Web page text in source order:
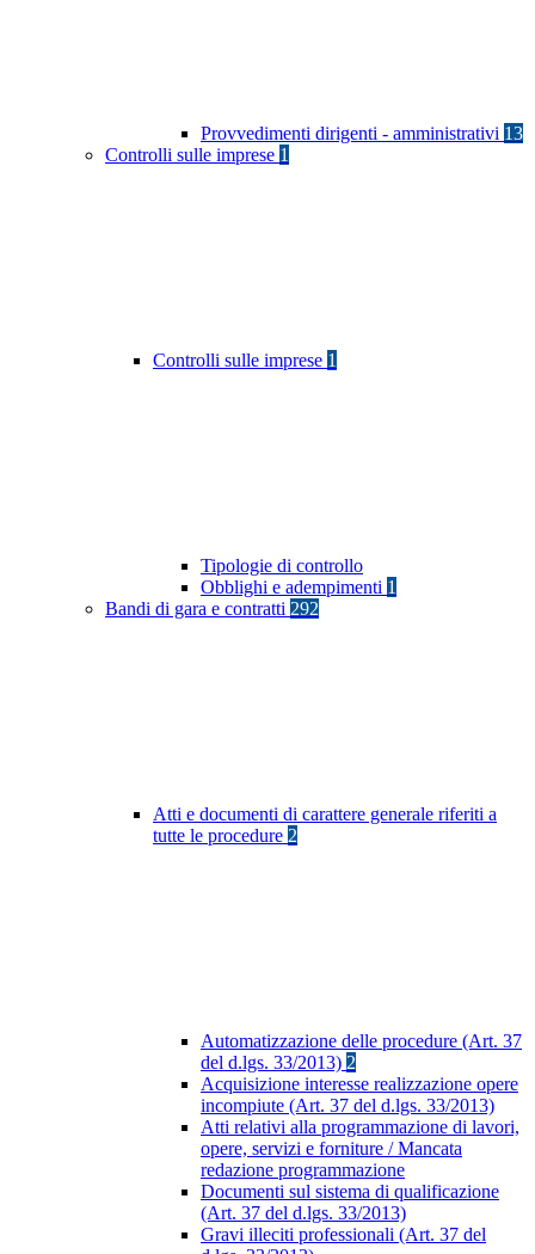
Provvedimenti dirigenti - amministrativi 13
Controlli sulle imprese 1
Controlli sulle imprese 1
Tipologie di controllo
Obblighi e adempimenti 1
Bandi di gara e contratti 292
Atti e documenti di carattere generale riferiti a
tutte le procedure 2
Automatizzazione delle procedure (Art. 37
del d.lgs. 33/2013) 2
Acquisizione interesse realizzazione opere
incompiute (Art. 37 del d.lgs. 33/2013)
Atti relativi alla programmazione di lavori,
opere, servizi e forniture / Mancata
redazione programmazione
Documenti sul sistema di qualificazione
(Art. 37 del d.lgs. 33/2013)
Gravi illeciti professionali (Art. 37 del